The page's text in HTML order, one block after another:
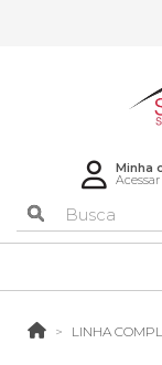
Minha
Acessar
LINHA